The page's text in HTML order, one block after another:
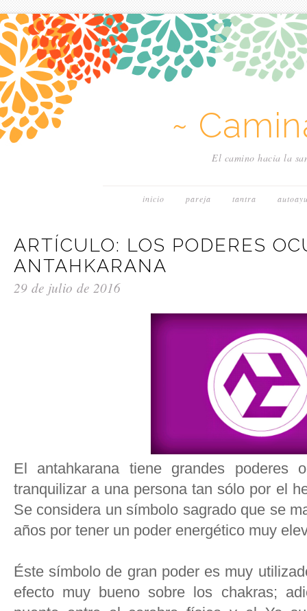
~
El camino hacia la
inicio pareja tantra
ARTÍCULO: LOS PODERES
ANTAHKARANA
29 de julio de 2016
El antahkarana tiene grandes poderes
tranquilizar a una persona tan sólo por el
Se considera un símbolo sagrado que se
años por tener un poder energético muy
Éste símbolo de gran poder es muy
efecto muy bueno sobre los chakras;